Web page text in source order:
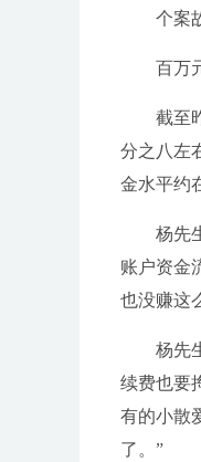
个案
百万
截至
分之八左
金水平约
杨先
账户资金
也没赚这
杨先
续费也要
有的小散
了。”